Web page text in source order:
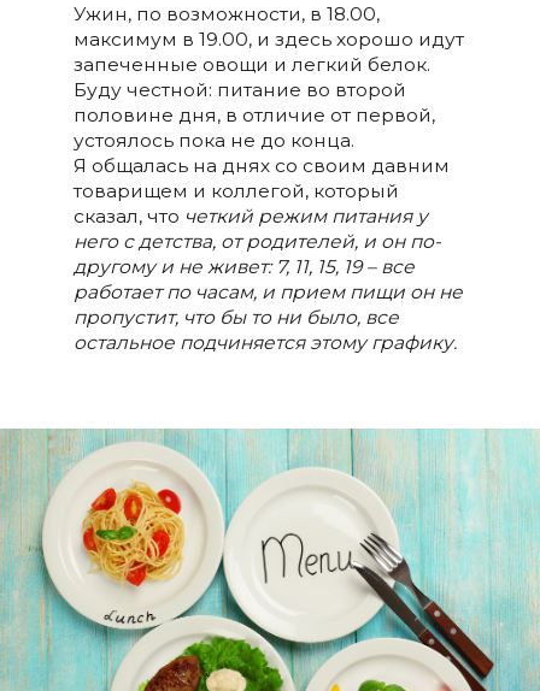
Ужин, по возможности, в 18.00,
максимум в 19.00, и здесь хорошо идут
запеченные овощи и легкий белок.
Буду честной: питание во второй
половине дня, в отличие от первой,
устоялось пока не до конца.
Я общалась на днях со своим давним
товарищем и коллегой, который
сказал, что четкий режим питания у
него с детства, от родителей, и он по-
другому и не живет: 7, 11, 15, 19 – все
работает по часам, и прием пищи он не
пропустит, что бы то ни было, все
остальное подчиняется этому графику.